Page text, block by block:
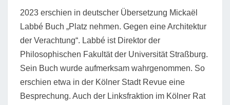
ER V
ERACHTUNG
2023 erschien in deutscher Übersetzung Mickaël
Labbé Buch „Platz nehmen. Gegen eine Architektur
der Verachtung“. Labbé ist Direktor der
Philosophischen Fakultät der Universität Straßburg.
Sein Buch wurde aufmerksam wahrgenommen. So
erschien etwa in der Kölner Stadt Revue eine
Besprechung. Auch der Linksfraktion im Kölner Rat